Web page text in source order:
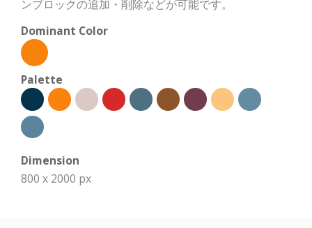
ンブロックの追加・削除などが可能です。
Dominant Color
Palette
Dimension
800 x 2000 px